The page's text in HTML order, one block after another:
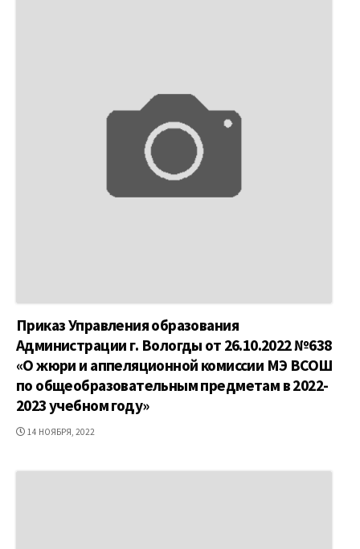
Приказ Управления образования
Администрации г. Вологды от 26.10.2022 №638
«О жюри и аппеляционной комиссии МЭ ВСОШ
по общеобразовательным предметам в 2022-
2023 учебном году»
ДАТА
14 НОЯБРЯ, 2022